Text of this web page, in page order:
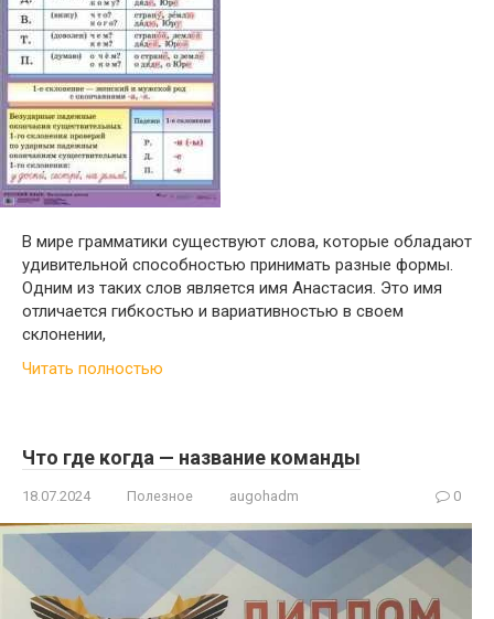
В мире грамматики существуют слова, которые обладают
удивительной способностью принимать разные формы.
Одним из таких слов является имя Анастасия. Это имя
отличается гибкостью и вариативностью в своем
склонении,
Читать полностью
Что где когда — название команды
18.07.2024 Полезное augohadm 0